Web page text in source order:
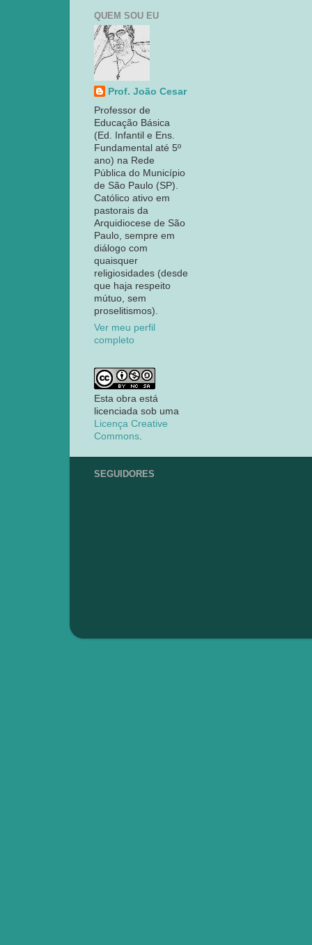
QUEM SOU EU
Prof. João Cesar
Professor de
Educação Básica
(Ed. Infantil e Ens.
Fundamental até 5º
ano) na Rede
Pública do Município
de São Paulo (SP).
Católico ativo em
pastorais da
Arquidiocese de São
Paulo, sempre em
diálogo com
quaisquer
religiosidades (desde
que haja respeito
mútuo, sem
proselitismos).
Ver meu perfil
completo
Esta obra está
licenciada sob uma
Licença Creative
Commons.
SEGUIDORES